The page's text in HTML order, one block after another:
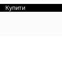
Купити